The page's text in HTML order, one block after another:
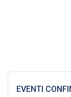
EVENTI